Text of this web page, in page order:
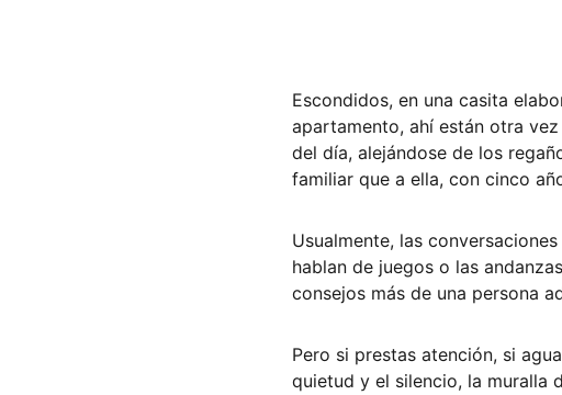
Escondidos, en una casita
apartamento, ahí están otra
del día, alejándose de los
familiar que a ella, con cinco
Usualmente, las
hablan de juegos o las
consejos más de una persona
Pero si prestas atención, si
quietud y el silencio, la muralla